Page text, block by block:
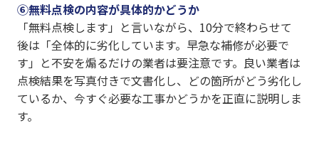
⑥無料点検の内容が具体的かどうか
「無料点検します」と言いながら、10分で終わらせて
後は「全体的に劣化しています。早急な補修が必要で
す」と不安を煽るだけの業者は要注意です。良い業者は
点検結果を写真付きで文書化し、どの箇所がどう劣化し
ているか、今すぐ必要な工事かどうかを正直に説明しま
す。